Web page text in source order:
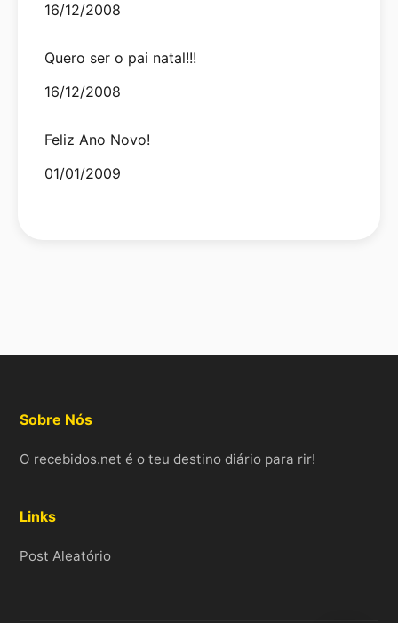
Date
16/12/2008
Quero ser o pai natal!!!
Date
16/12/2008
Feliz Ano Novo!
Date
01/01/2009
Sobre Nós
O recebidos.net é o teu destino diário para rir!
Links
Post Aleatório